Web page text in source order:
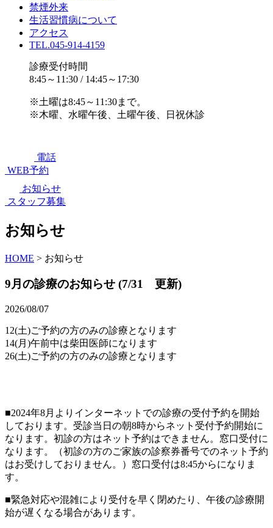
禁煙外来
生活習慣病について
アクセス
TEL.045-914-4159
診療受付時間
8:45～11:30 / 14:45～17:30
※土曜は8:45～11:30まで。
※木曜、水曜午後、土曜午後、日祝休診
電話
WEB予約
お知らせ
スタッフ募集
お知らせ
HOME > お知らせ
9月の診療のお知らせ (7/31 更新)
2026/08/07
12(土)ご予約の方のみの診療となります
14(月)午前中は柴田医師になります
26(土)ご予約の方のみの診療となります
■2024年8月よりインターネットでの診療の受付予約を開始
しております。受診当日の朝8時からネット受付予約開始に
なります。初診の方はネット予約はできません。窓口受付に
なります。（初診の方のご家族の診察券番号でのネット予約
はお受けしておりません。）窓口受付は8:45からになりま
す。
■緊急対応や混雑により受付を早く閉めたり、午後の診療開
始が遅くなる場合があります。